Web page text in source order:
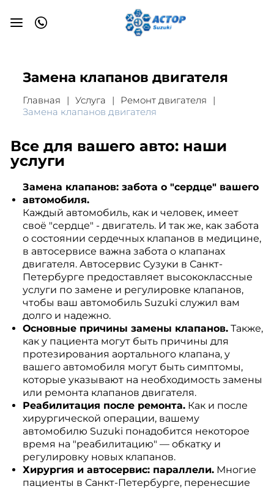
Замена клапанов двигателя
Главная Услуга
Ремонт двигателя
Замена клапанов двигателя
Все для вашего авто: наши
услуги
Замена клапанов: забота о "сердце" вашего
автомобиля.
Каждый автомобиль, как и человек, имеет
своё "сердце" - двигатель. И так же, как забота
о состоянии сердечных клапанов в медицине,
в автосервисе важна забота о клапанах
двигателя. Автосервис Сузуки в Санкт-
Петербурге предоставляет высококлассные
услуги по замене и регулировке клапанов,
чтобы ваш автомобиль Suzuki служил вам
долго и надежно.
Основные причины замены клапанов.Также,
как у пациента могут быть причины для
протезирования аортального клапана, у
вашего автомобиля могут быть симптомы,
которые указывают на необходимость замены
или ремонта клапанов двигателя.
Реабилитация после ремонта.Как и после
хирургической операции, вашему
автомобилю Suzuki понадобится некоторое
время на "реабилитацию" — обкатку и
регулировку новых клапанов.
Хирургия и автосервис: параллели.Многие
пациенты в Санкт-Петербурге, перенесшие